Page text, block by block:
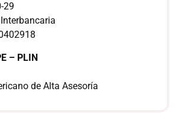
29
– PLIN
de Alta Asesoría